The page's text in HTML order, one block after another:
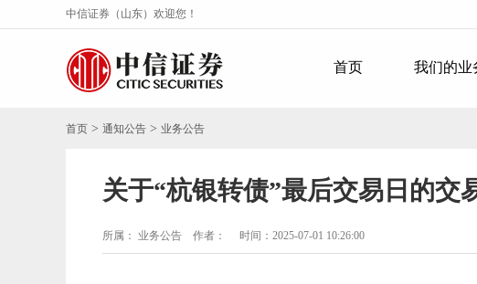
中信证券（山东）欢迎您！
首页 我们的业
首页 > 通知公告 > 业务公告
关于“杭银转债”最后交易日的交
所属： 业务公告 作者： 时间：2025-07-01 10:26:00